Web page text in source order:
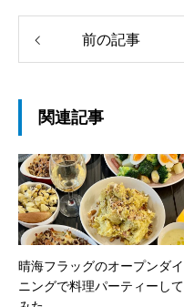
前の記事
関連記事
晴海フラッグのオープンダイ
ニングで料理パーティーして